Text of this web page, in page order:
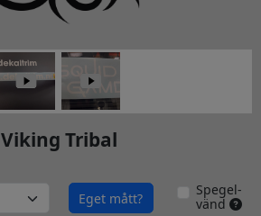
Viking Tribal
Eget mått?
Spegel-
vänd